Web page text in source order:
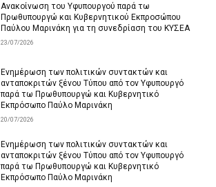
Ανακοίνωση του Υφυπουργού παρά τω
Πρωθυπουργώ και Κυβερνητικού Εκπροσώπου
Παύλου Μαρινάκη για τη συνεδρίαση του ΚΥΣΕΑ
23/07/2026
Ενημέρωση των πολιτικών συντακτών και
ανταποκριτών ξένου Τύπου από τον Υφυπουργό
παρά τω Πρωθυπουργώ και Κυβερνητικό
Εκπρόσωπο Παύλο Μαρινάκη
20/07/2026
Ενημέρωση των πολιτικών συντακτών και
ανταποκριτών ξένου Τύπου από τον Υφυπουργό
παρά τω Πρωθυπουργώ και Κυβερνητικό
Εκπρόσωπο Παύλο Μαρινάκη